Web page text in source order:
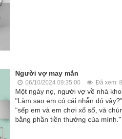
Người vợ may mắn
06/10/2024 09:35:00 Đã xem:
Một ngày nọ, người vợ về nhà
"Làm sao em có cái nhẫn đó
"sếp em và em chơi xổ số, và
bằng phần tiền thưởng của mình."